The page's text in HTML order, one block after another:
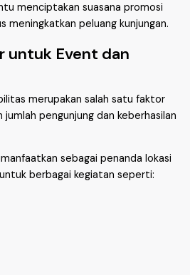
menciptakan suasana promosi
meningkatkan peluang kunjungan.
untuk Event dan
merupakan salah satu faktor
pengunjung dan keberhasilan
sebagai penanda lokasi
berbagai kegiatan seperti: